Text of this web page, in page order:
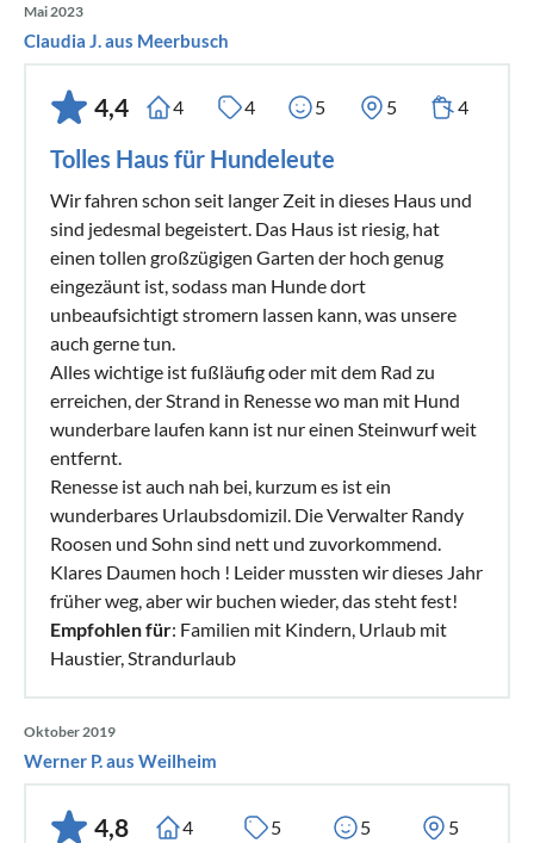
Mai 2023
Claudia J. aus Meerbusch
4,4 4 4 5 5 4
Tolles Haus für Hundeleute
Wir fahren schon seit langer Zeit in dieses Haus und
sind jedesmal begeistert. Das Haus ist riesig, hat
einen tollen großzügigen Garten der hoch genug
eingezäunt ist, sodass man Hunde dort
unbeaufsichtigt stromern lassen kann, was unsere
auch gerne tun.
Alles wichtige ist fußläufig oder mit dem Rad zu
erreichen, der Strand in Renesse wo man mit Hund
wunderbare laufen kann ist nur einen Steinwurf weit
entfernt.
Renesse ist auch nah bei, kurzum es ist ein
wunderbares Urlaubsdomizil. Die Verwalter Randy
Roosen und Sohn sind nett und zuvorkommend.
Klares Daumen hoch ! Leider mussten wir dieses Jahr
früher weg, aber wir buchen wieder, das steht fest!
Empfohlen für: Familien mit Kindern, Urlaub mit
Haustier, Strandurlaub
Oktober 2019
Werner P. aus Weilheim
4,8 4 5 5 5